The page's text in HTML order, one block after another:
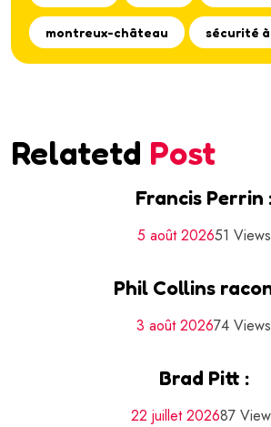
montreux-château sécurité
Relatetd Post
Francis Perrin
5 août 202651 Views
Phil Collins
3 août 202674 Views
Brad Pitt :
22 juillet 202687